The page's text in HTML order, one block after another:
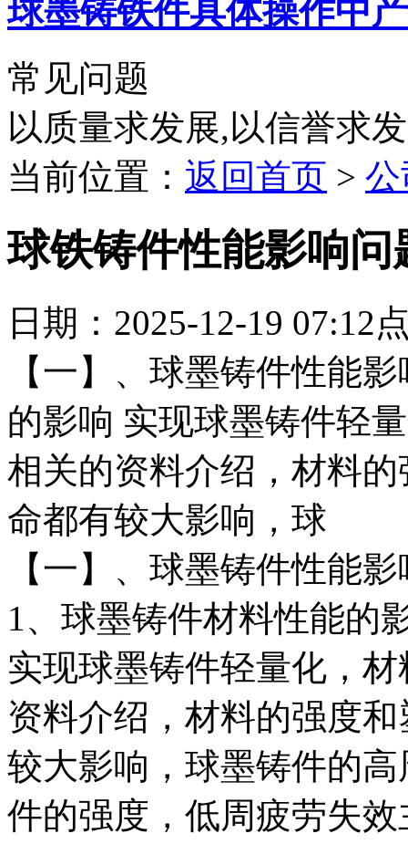
球墨铸铁件具体操作中
常见问题
以质量求发展,以信誉求
当前位置： 返回首页 >
球铁铸件性能影响
日期：2025-12-19 07:12
【一】、球墨铸件性能
的影响 实现球墨铸件轻
相关的资料介绍，材料
命都有较大影响，球
【一】、球墨铸件性能
1、球墨铸件材料性能的
实现球墨铸件轻量化，
资料介绍，材料的强度
较大影响，球墨铸件的
件的强度，低周疲劳失